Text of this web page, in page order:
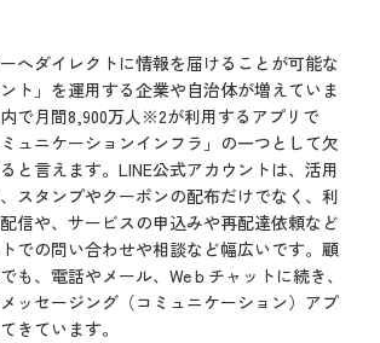
へダイレクトに情報を届けることが可能な
ント」を運用する企業や自治体が増えていま
で月間8,900万人※2が利用するアプリで
ュニケーションインフラ」の一つとして欠
と言えます。LINE公式アカウントは、活用
スタンプやクーポンの配布だけでなく、利
信や、サービスの申込みや再配達依頼など
での問い合わせや相談など幅広いです。顧
も、電話やメール、Weｂチャットに続き、
ッセージング（コミュニケーション）アプ
きています。